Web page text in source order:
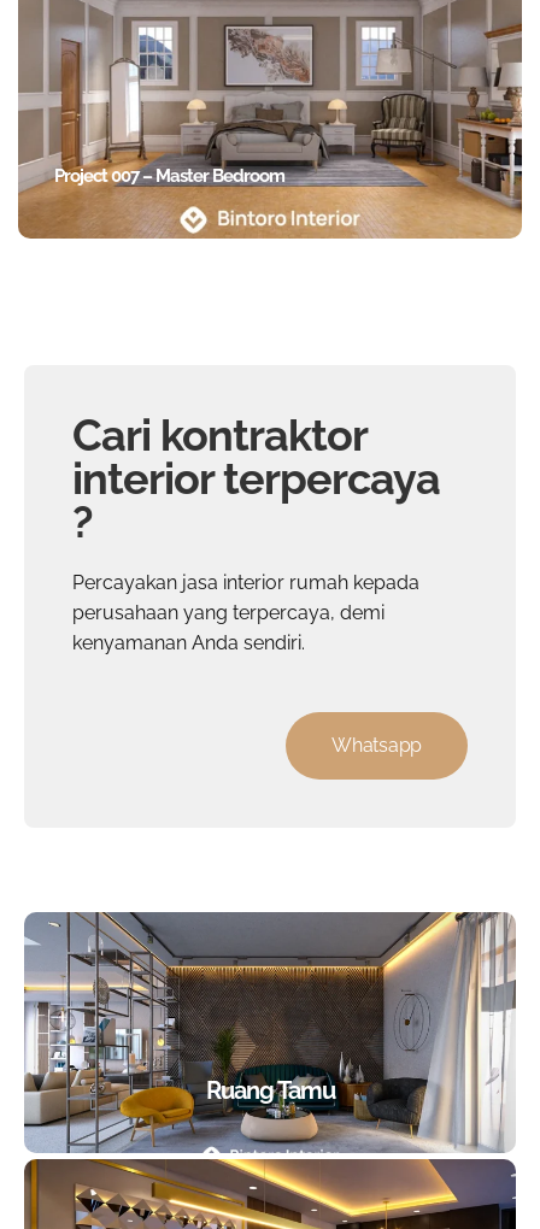
Project 007 – Master Bedroom
Cari kontraktor
interior terpercaya
?
Percayakan jasa interior rumah kepada
perusahaan yang terpercaya, demi
kenyamanan Anda sendiri.
Whatsapp
Ruang Tamu